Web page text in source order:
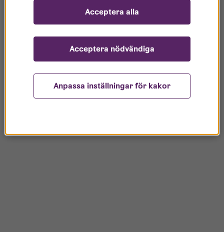
Anpassa inställningar för kakor
Acceptera nödvändiga
Acceptera alla